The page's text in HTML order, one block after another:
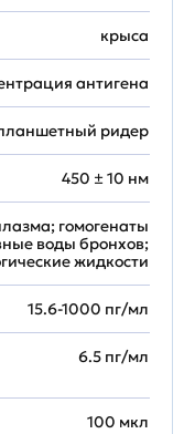
крыса
антигена
ридер
450 ± 10 нм
гомогенаты
воды бронхов;
жидкости
15.6-1000 пг/мл
6.5 пг/мл
100 мкл